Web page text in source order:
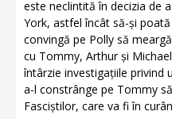
este neclintită în decizia de
York, astfel încât să-și
convingă pe Polly să
cu Tommy, Arthur și
întârzie investigațiile privind
a-l constrânge pe Tommy
Fasciștilor, care va fi în